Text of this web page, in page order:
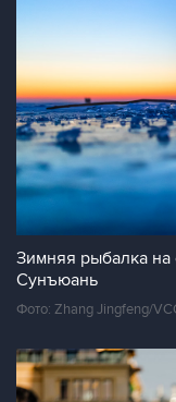
Зимняя рыбалка на
Сунъюань
Фото: Zhang Jingfeng/